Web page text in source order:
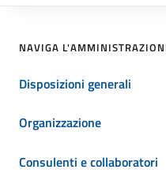
NAVIGA
Disposizioni generali
Organizzazione
Consulenti e collaboratori